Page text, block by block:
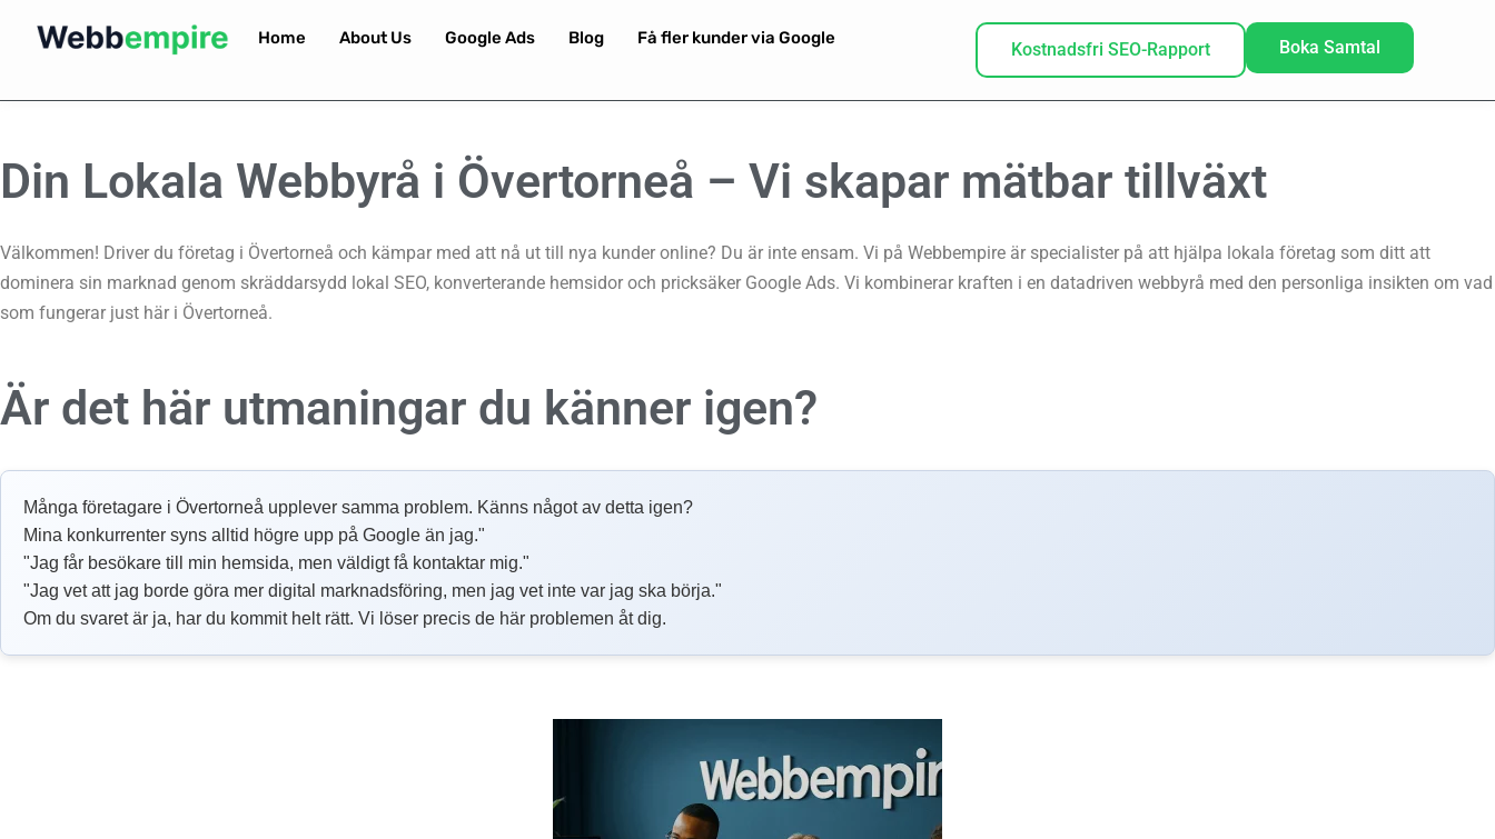
Home About Us Google Ads Blog Få fler kunder via Google
Kostnadsfri SEO-Rapport Boka Samtal
Din Lokala Webbyrå i Övertorneå – Vi skapar mätbar tillväxt
Välkommen! Driver du företag i Övertorneå och kämpar med att nå ut till nya kunder online? Du är inte ensam. Vi på Webbempire är specialister på att hjälpa lokala företag som ditt att
dominera sin marknad genom skräddarsydd lokal SEO, konverterande hemsidor och pricksäker Google Ads. Vi kombinerar kraften i en datadriven webbyrå med den personliga insikten om vad
som fungerar just här i Övertorneå.
Är det här utmaningar du känner igen?
Många företagare i Övertorneå upplever samma problem. Känns något av detta igen?
Mina konkurrenter syns alltid högre upp på Google än jag."
"Jag får besökare till min hemsida, men väldigt få kontaktar mig."
"Jag vet att jag borde göra mer digital marknadsföring, men jag vet inte var jag ska börja."
Om du svaret är ja, har du kommit helt rätt. Vi löser precis de här problemen åt dig.